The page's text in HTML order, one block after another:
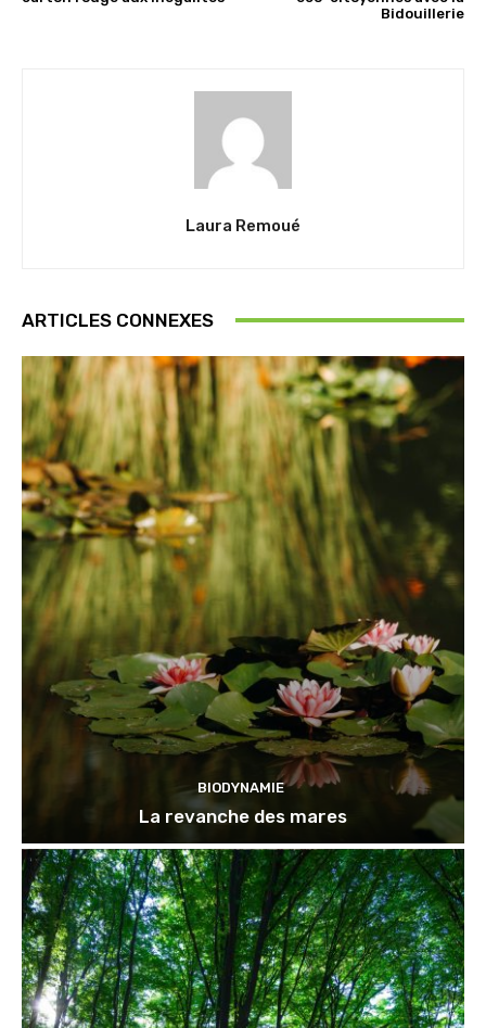
Bidouillerie
Laura Remoué
ARTICLES CONNEXES
BIODYNAMIE
La revanche des mares